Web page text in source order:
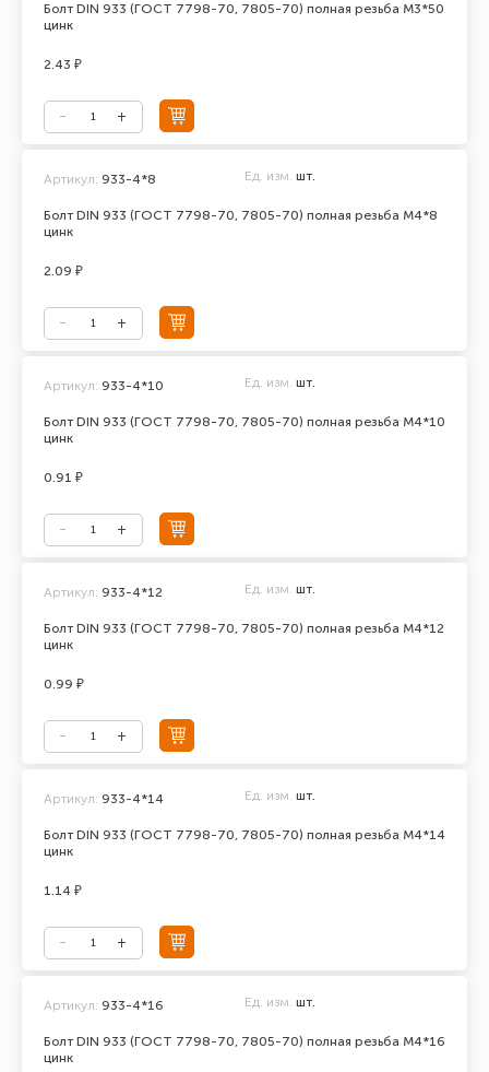
Болт DIN 933 (ГОСТ 7798-70, 7805-70) полная резьба М3*50
цинк
2.43 ₽
Болт DIN 933 (ГОСТ 7798-70, 7805-70) полная резьба М4*8
цинк
Артикул: 933-4*8 Ед. изм. шт.
2.09 ₽
Болт DIN 933 (ГОСТ 7798-70, 7805-70) полная резьба М4*10
цинк
Артикул: 933-4*10 Ед. изм. шт.
0.91 ₽
Болт DIN 933 (ГОСТ 7798-70, 7805-70) полная резьба М4*12
цинк
Артикул: 933-4*12 Ед. изм. шт.
0.99 ₽
Болт DIN 933 (ГОСТ 7798-70, 7805-70) полная резьба М4*14
цинк
Артикул: 933-4*14 Ед. изм. шт.
1.14 ₽
Болт DIN 933 (ГОСТ 7798-70, 7805-70) полная резьба М4*16
цинк
Артикул: 933-4*16 Ед. изм. шт.